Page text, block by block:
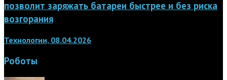
позволит заряжать батареи быстрее и без риска
возгорания
Технологии, 08.04.2026
Роботы